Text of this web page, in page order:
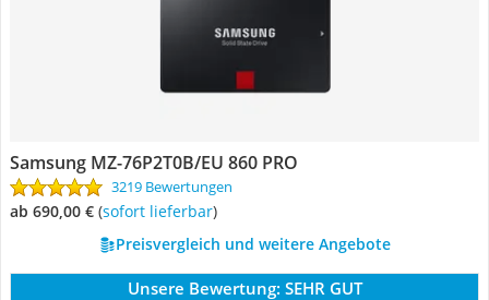
Samsung MZ-76P2T0B/EU 860 PRO
3219 Bewertungen
ab 690,00 € ( Sofort lieferbar)
Preisvergleich und weitere Angebote
Unsere Bewertung: SEHR GUT